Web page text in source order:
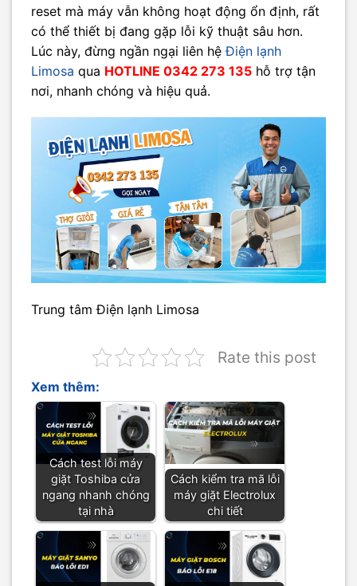
reset mà máy vẫn không hoạt động ổn định, rất
có thể thiết bị đang gặp lỗi kỹ thuật sâu hơn.
Lúc này, đừng ngần ngại liên hệĐiện lạnh
Limosa qua HOTLINE 0342 273 135 hỗ trợ tận
nơi, nhanh chóng và hiệu quả.
Trung tâm Điện lạnh Limosa
Rate this post
Xem thêm:
Cách test lỗi máy
giặt Toshiba cửa
ngang nhanh chóng
tại nhà
Cách kiểm tra mã lỗi
máy giặt Electrolux
chi tiết